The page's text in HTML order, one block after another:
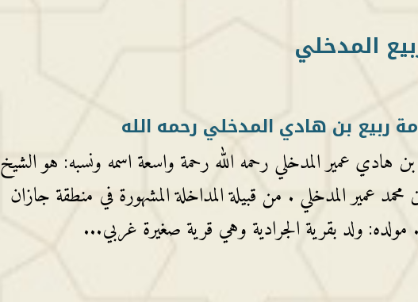
المدخلي
ربيع بن هادي المدخلي رحمه الله
هادي عمير المدخلي رحمه الله رحمة واسعة اسمه ونسبه: هو الشيخ
عمير المدخلي . من قبيلة المداخلة المشهورة في منطقة جازان
مولده: ولد بقرية الجرادية وهي قرية صغيرة غربي...